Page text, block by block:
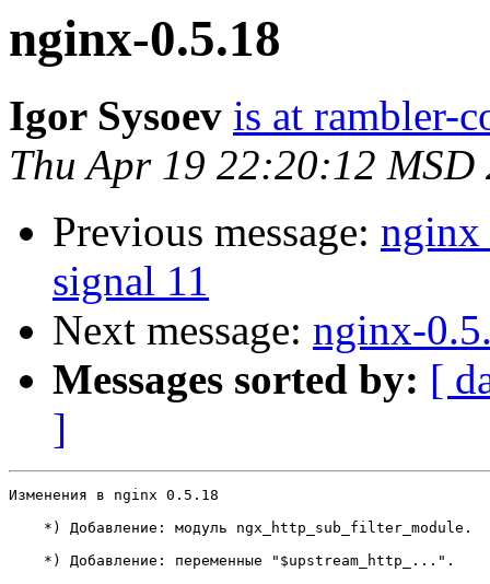
nginx-0.5.18
Igor Sysoev is at rambler-
Thu Apr 19 22:20:12 MSD
Previous message: nginx
signal 11
Next message: nginx-
Messages sorted by: [
]
Изменения в nginx 0.5.18
    *) Добавление: модуль ngx_http_sub_filter_module.
    *) Добавление: переменные "$upstream_http_...".